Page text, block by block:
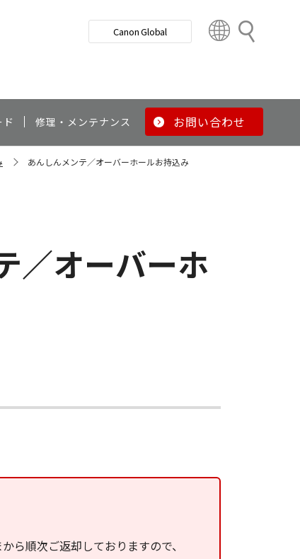
検
Canon Global
t
y
修理・メンテナンス お問い合わせ
あんしんメンテ／オーバーホールお持込み
／オーバーホ
ら順次ご返却しておりますので、